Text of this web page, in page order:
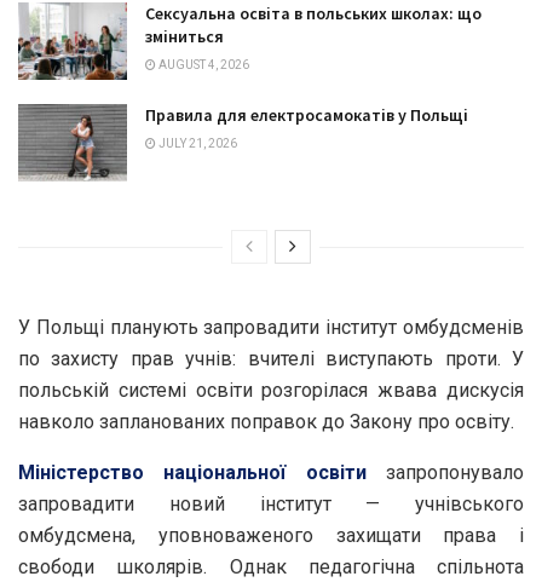
Сексуальна освіта в польських школах: що
зміниться
AUGUST 4, 2026
Правила для електросамокатів у Польщі
JULY 21, 2026
У Польщі планують запровадити інститут омбудсменів
по захисту прав учнів: вчителі виступають проти. У
польській системі освіти розгорілася жвава дискусія
навколо запланованих поправок до Закону про освіту.
Міністерство національної освітизапропонувало
запровадити новий інститут — учнівського
омбудсмена, уповноваженого захищати права і
свободи школярів. Однак педагогічна спільнота